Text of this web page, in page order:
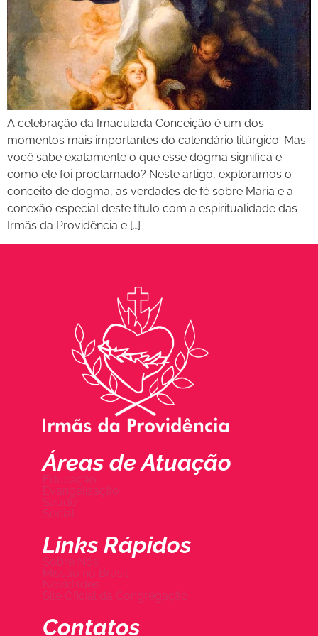
A celebração da Imaculada Conceição é um dos
momentos mais importantes do calendário litúrgico. Mas
você sabe exatamente o que esse dogma significa e
como ele foi proclamado? Neste artigo, exploramos o
conceito de dogma, as verdades de fé sobre Maria e a
conexão especial deste título com a espiritualidade das
Irmãs da Providência e […]
Áreas de Atuação
Educação
Evangelização
Saúde
Social
Links Rápidos
Sobre Nós
Missão no Brasil
Novidades
Site Oficial da Congregação
Contatos